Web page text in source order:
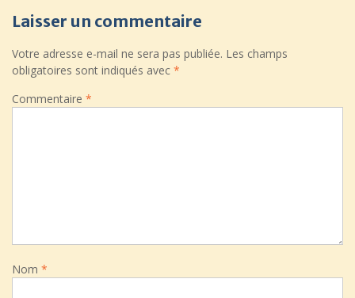
Laisser un commentaire
Votre adresse e-mail ne sera pas publiée. Les champs
obligatoires sont indiqués avec *
Commentaire *
Nom *